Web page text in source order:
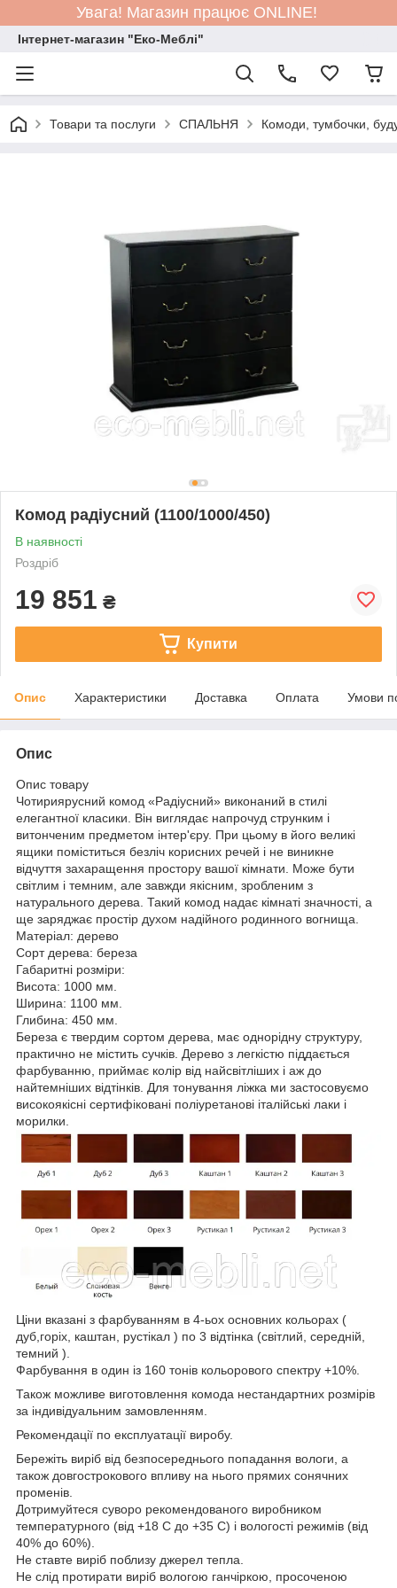
Увага! Магазин працює ONLINE!
Інтернет-магазин "Еко-Меблі"
Товари та послуги СПАЛЬНЯ Комоди, тумбочки,
Комод радіусний (1100/1000/450)
В наявності
Роздріб
19 851 ₴
Купити
Опис Характеристики Доставка Оплата Умови
Опис
Опис товару
Чотириярусний комод «Радіусний» виконаний в стилі
елегантної класики. Він виглядає напрочуд струнким і
витонченим предметом інтер'єру. При цьому в його великі
ящики поміститься безліч корисних речей і не виникне
відчуття захаращення простору вашої кімнати. Може бути
світлим і темним, але завжди якісним, зробленим з
натурального дерева. Такий комод надає кімнаті значності, а
ще заряджає простір духом надійного родинного вогнища.
Матеріал: дерево
Сорт дерева: береза
Габаритні розміри:
Висота: 1000 мм.
Ширина: 1100 мм.
Глибина: 450 мм.
Береза є твердим сортом дерева, має однорідну структуру,
практично не містить сучків. Дерево з легкістю піддається
фарбуванню, приймає колір від найсвітліших і аж до
найтемніших відтінків. Для тонування ліжка ми застосовуємо
високоякісні сертифіковані поліуретанові італійські лаки і
морилки.
Ціни вказані з фарбуванням в 4-ьох основних кольорах (
дуб,горіх, каштан, рустікал ) по 3 відтінка (світлий, середній,
темний ).
Фарбування в один із 160 тонів кольорового спектру +10%.
Також можливе виготовлення комода нестандартних розмірів
за індивідуальним замовленням.
Рекомендації по експлуатації виробу.
Бережіть виріб від безпосереднього попадання вологи, а
також довгострокового впливу на нього прямих сонячних
променів.
Дотримуйтеся суворо рекомендованого виробником
температурного (від +18 С до +35 С) і вологості режимів (від
40% до 60%).
Не ставте виріб поблизу джерел тепла.
Не слід протирати виріб вологою ганчіркою, просоченою